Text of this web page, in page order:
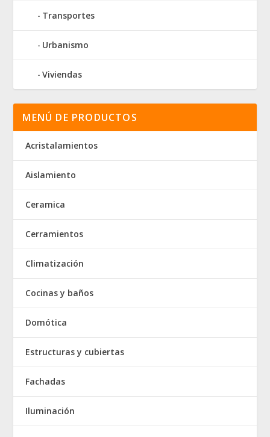
Transportes
Urbanismo
Viviendas
MENÚ DE PRODUCTOS
Acristalamientos
Aislamiento
Ceramica
Cerramientos
Climatización
Cocinas y baños
Domótica
Estructuras y cubiertas
Fachadas
Iluminación